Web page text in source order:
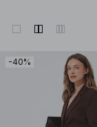
-40%